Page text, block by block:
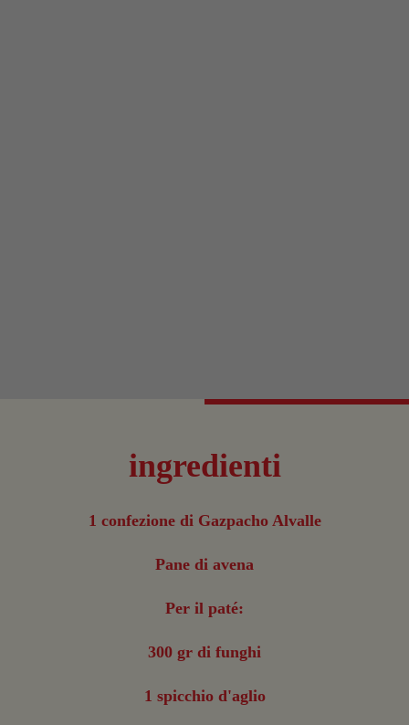
ingredienti
1 confezione di Gazpacho Alvalle
Pane di avena
Per il paté:
300 gr di funghi
1 spicchio d'aglio